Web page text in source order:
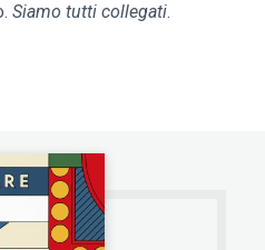
Siamo tutti collegati.